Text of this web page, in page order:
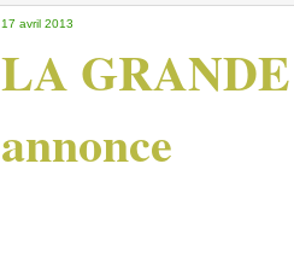
17 avril 2013
LA
annonce